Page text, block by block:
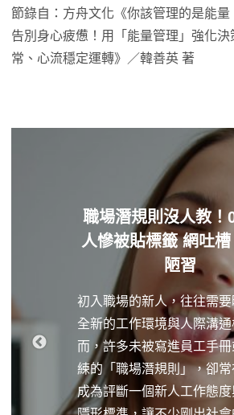
節錄自：方舟文化《你該管理的是能
告別身心疲憊！用「能量管理」強化決
常、心流穩定運轉》／韓善英 著
職場潛規則沒人教！
人慘被貼標籤 網吐
陋習
初入職場的新人，往往需
全新的工作環境與人際溝
而，許多未被寫進員工手
練的「職場潛規則」，卻
成為評斷一個新人工作態